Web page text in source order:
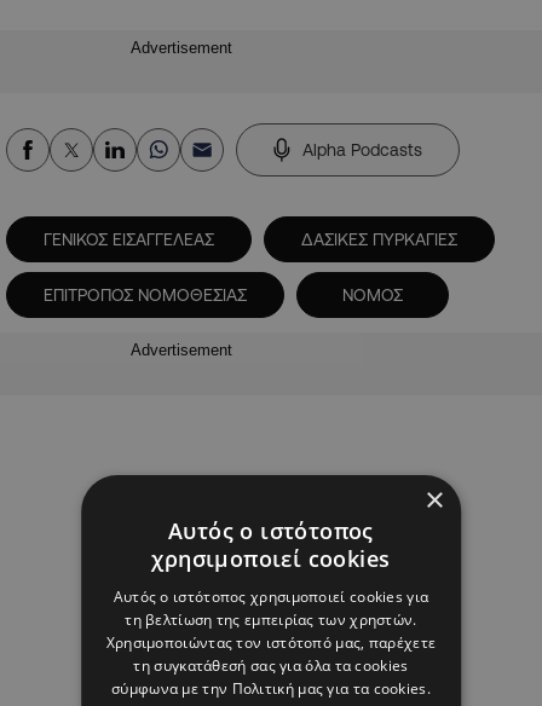
Advertisement
Alpha Podcasts
ΓΕΝΙΚΟΣ ΕΙΣΑΓΓΕΛΕΑΣ ΔΑΣΙΚΕΣ ΠΥΡΚΑΓΙΕΣ
ΕΠΙΤΡΟΠΟΣ ΝΟΜΟΘΕΣΙΑΣ ΝΟΜΟΣ
Advertisement
×
Αυτός ο ιστότοπος
χρησιμοποιεί cookies
Αυτός ο ιστότοπος χρησιμοποιεί cookies για
τη βελτίωση της εμπειρίας των χρηστών.
Χρησιμοποιώντας τον ιστότοπό μας, παρέχετε
τη συγκατάθεσή σας για όλα τα cookies
σύμφωνα με την Πολιτική μας για τα cookies.